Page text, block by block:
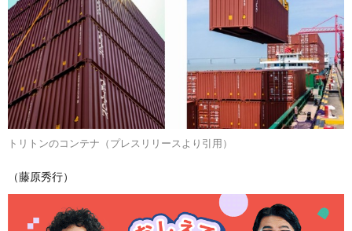
トリトンのコンテナ（プレスリリースより引用）
（藤原秀行）